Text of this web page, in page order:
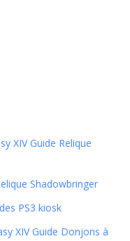
XIV Guide Relique
Shadowbringer
PS3 kiosk
XIV Guide Donjons à